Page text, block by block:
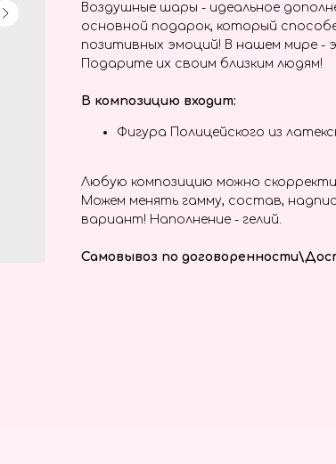
Воздушные шары - идеальное
основной подарок, который
позитивных эмоций! В нашем мире -
Подарите их своим близким людям!
В композицию входит:
Фигура Полицейского из
Любую композицию можно
Можем менять гамму, состав,
вариант! Наполнение - гелий.
Самовывоз по